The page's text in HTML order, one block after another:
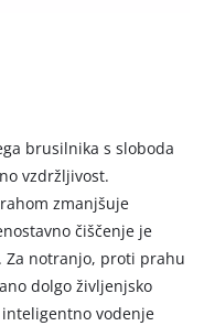
brusilnika s sloboda
vzdržljivost.
zmanjšuje
čiščenje je
Za notranjo, proti prahu
dolgo življenjsko
vodenje